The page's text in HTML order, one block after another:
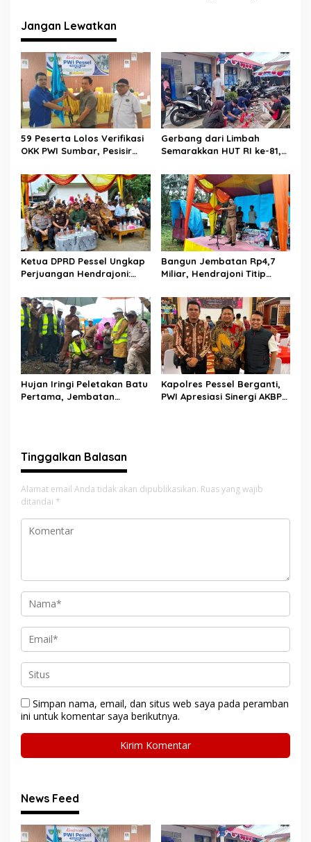
g
a
s
i
p
o
s
Jangan Lewatkan
59 Peserta Lolos Verifikasi
OKK PWI Sumbar, Pesisir
11 Peserta
Gerbang dari Limbah
Semarakkan HUT RI ke-81,
Gaungkan Semangat Cinta
Lingkungan
Ketua DPRD Pessel Ungkap
Perjuangan Hendrajoni:
Jemput Anggaran
Bangun Jembatan Rp4,7
Miliar, Hendrajoni Titip
Tebang Hutan
Sembarangan
Hujan Iringi Peletakan Batu
Pertama, Jembatan
Kapolres Pessel Berganti,
PWI Apresiasi Sinergi AKBP
Tinggalkan Balasan
Alamat email Anda tidak akan dipublikasikan. Ruas yang wajib
ditandai *
Simpan nama, email, dan situs web saya pada peramban
ini untuk komentar saya berikutnya.
News Feed